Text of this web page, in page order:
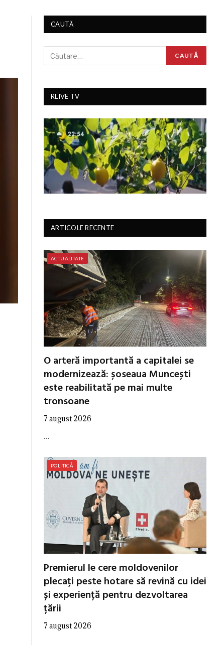
CAUTĂ
RLIVE TV
ARTICOLE RECENTE
ACTUALITATE
O arteră importantă a capitalei se
modernizează: șoseaua Muncești
este reabilitată pe mai multe
tronsoane
7 august 2026
…
POLITICĂ
Premierul le cere moldovenilor
plecați peste hotare să revină cu idei
și experiență pentru dezvoltarea
țării
7 august 2026
…